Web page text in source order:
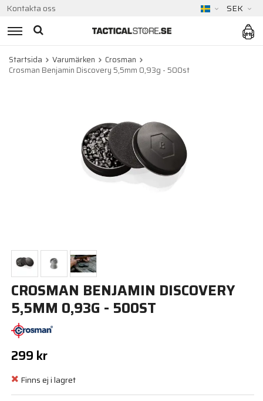
Kontakta oss SEK
Startsida Varumärken
Crosman
Crosman Benjamin Discovery 5,5mm 0,93g - 500st
CROSMAN BENJAMIN DISCOVERY
5,5MM 0,93G - 500ST
299 kr
Finns ej i lagret